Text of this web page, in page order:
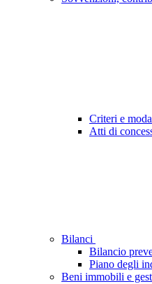
Criteri e
Atti di
Bilanci
Bilancio
Piano degli
Beni immobili e